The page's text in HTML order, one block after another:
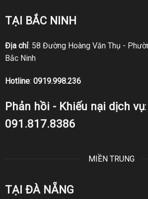
TẠI BẮC NINH
Địa chỉ: 58 Đường Hoàng Văn Thụ -
Bắc Ninh
Hotline: 0919.998.236
Phản hồi - Khiếu nại dịch vụ:
091.817.8386
MIỀN TRUNG
TẠI ĐÀ NẴNG